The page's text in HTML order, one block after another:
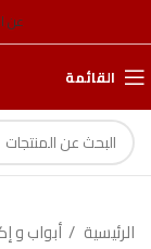
عن
القائمة
الرئيسية أبواب و